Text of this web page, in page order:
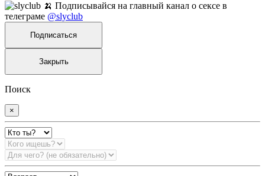
🍌 Подписывайся на главный канал о сексе в
телеграме @slyclub
Подписаться
Закрыть
Поиск
×